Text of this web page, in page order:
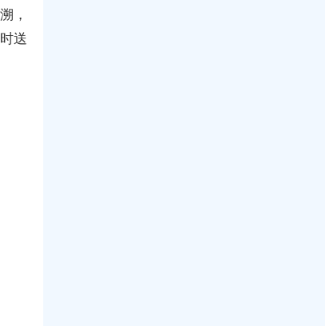
，
送